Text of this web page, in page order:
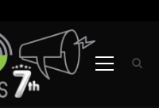
Primary